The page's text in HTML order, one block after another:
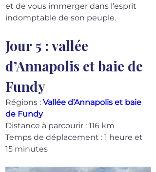
et de vous immerger dans l’esprit
indomptable de son peuple.
Jour 5 : vallée
d’Annapolis et baie de
Fundy
Régions : Vallée d’Annapolis et baie
de Fundy
Distance à parcourir : 116 km
Temps de déplacement : 1 heure et
15 minutes